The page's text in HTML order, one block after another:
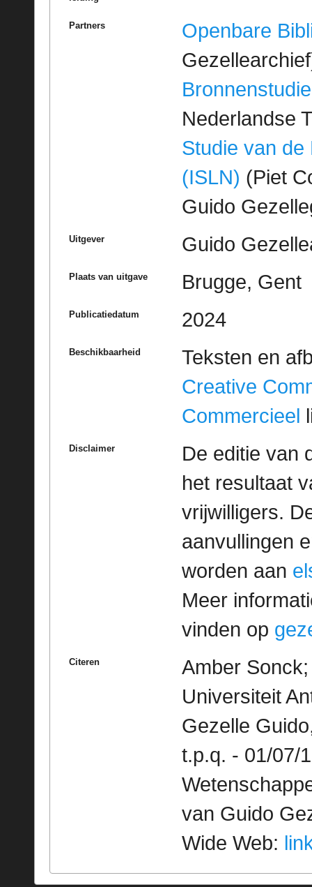
Partners
Openbare
Bronnenstudie
Nederlandse
Studie van de
(ISLN) (Piet
Guido
Uitgever Guido
Plaats van uitgave Brugge, Gent
Publicatiedatum 2024
Beschikbaarheid
Teksten en
Creative
Commercieel
Disclaimer
De editie van
het resultaat
vrijwilligers.
aanvullingen
worden aan
Meer
vinden op
Citeren
Amber
Universiteit
Gezelle
t.p.q. - 01/07/
van Guido
Wide Web: